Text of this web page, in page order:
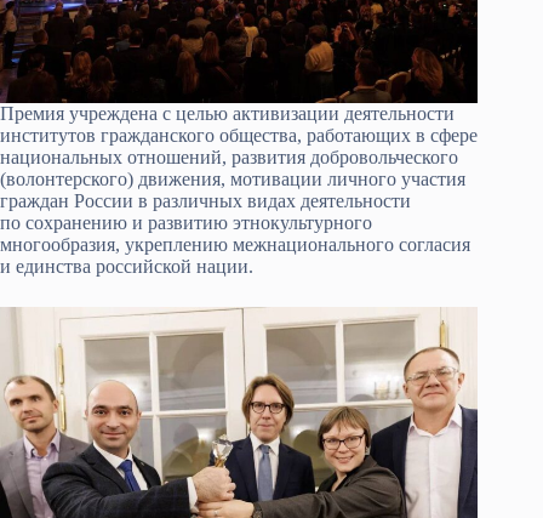
Премия учреждена с целью активизации деятельности
институтов гражданского общества, работающих в сфере
национальных отношений, развития добровольческого
(волонтерского) движения, мотивации личного участия
граждан России в различных видах деятельности
по сохранению и развитию этнокультурного
многообразия, укреплению межнационального согласия
и единства российской нации.